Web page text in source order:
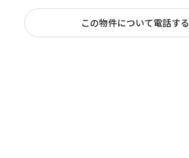
この物件について電話する